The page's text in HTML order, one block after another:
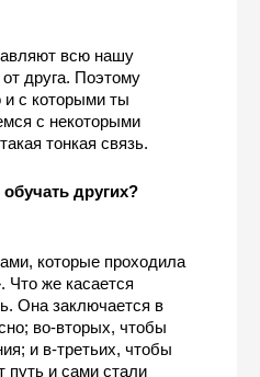
всю нашу
друга. Поэтому
с которыми ты
с некоторыми
тонкая связь.
обучать других?
которые проходила
же касается
Она заключается в
во-вторых, чтобы
и в-третьих, чтобы
путь и сами стали